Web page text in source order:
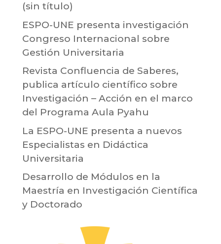
(sin título)
ESPO-UNE presenta investigación
Congreso Internacional sobre
Gestión Universitaria
Revista Confluencia de Saberes,
publica artículo científico sobre
Investigación – Acción en el marco
del Programa Aula Pyahu
La ESPO-UNE presenta a nuevos
Especialistas en Didáctica
Universitaria
Desarrollo de Módulos en la
Maestría en Investigación Científica
y Doctorado